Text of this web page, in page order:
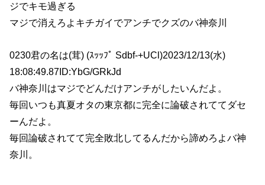
ジでキモ過ぎる
マジで消えろよキチガイでアンチでクズのバ神奈川
0230君の名は(茸) (ｽｯｯﾌﾟ Sdbf-+UCl)2023/12/13(水)
18:08:49.87ID:YbG/GRkJd
バ神奈川はマジでどんだけアンチがしたいんだよ。
毎回いつも真夏オタの東京都に完全に論破されててダセ
ーんだよ。
毎回論破されてて完全敗北してるんだから諦めろよバ神
奈川。